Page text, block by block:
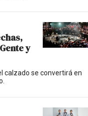
y
calzado se convertirá en